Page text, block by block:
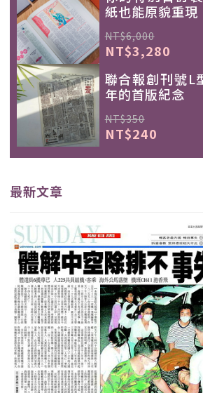
紙也能原貌重現
NT$6,000
NT$3,280
聯合報創刊號L
年的首版紀念
NT$350
NT$240
最新文章